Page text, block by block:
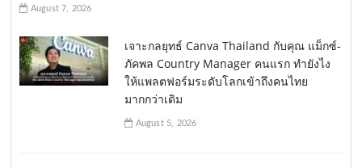
August 7, 2026
เจาะกลยุทธ์ Canva Thailand กับคุณ แม็กซ์-
ภัคพล Country Manager คนแรก ทำยังไง
ให้แพลตฟอร์มระดับโลกเข้าถึงคนไทย
มากกว่าเดิม
August 5, 2026